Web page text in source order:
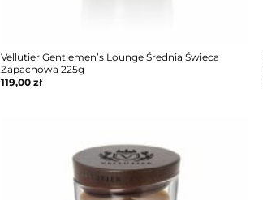
Vellutier Gentlemen’s Lounge Średnia Świeca
Zapachowa 225g
119,00zł